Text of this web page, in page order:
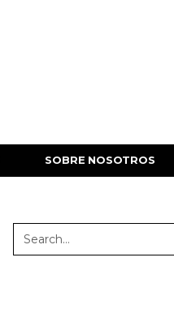
SOBRE NOSOTROS